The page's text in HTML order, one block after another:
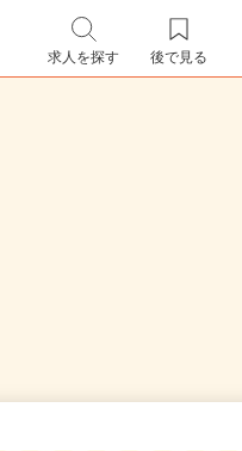
求人を探す 後で見る